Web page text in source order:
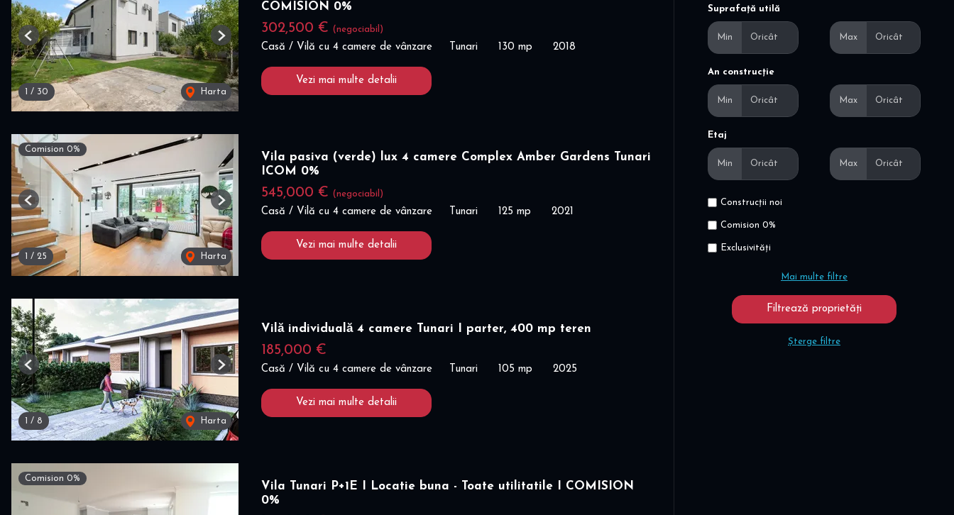
1 / 30 Harta
Previous Next
COMISION 0%
302,500 € (negociabil)
Casă / Vilă cu 4 camere de vânzare Tunari 130 mp 2018
Vezi mai multe detalii
Comision 0%
1 / 25 Harta
Previous Next
Vila pasiva (verde) lux 4 camere Complex Amber Gardens Tunari
ICOM 0%
545,000 € (negociabil)
Casă / Vilă cu 4 camere de vânzare Tunari 125 mp 2021
Vezi mai multe detalii
1 / 8 Harta
Previous Next
Vilă individuală 4 camere Tunari I parter, 400 mp teren
185,000 €
Casă / Vilă cu 4 camere de vânzare Tunari 105 mp 2025
Vezi mai multe detalii
Comision 0%
Vila Tunari P+1E I Locatie buna - Toate utilitatile I COMISION
0%
Suprafață utilă
Min Max
An construcție
Min Max
Etaj
Min Max
Construcții noi
Comision 0%
Exclusivități
Mai multe filtre
Șterge filtre